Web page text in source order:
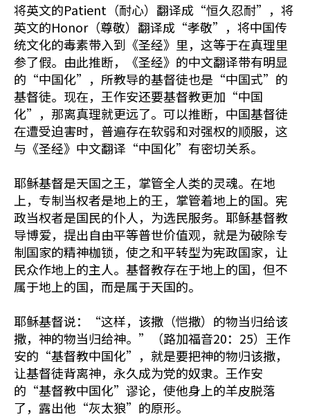
将英文的Patient（耐心）翻译成“恒久忍耐”，将
英文的Honor（尊敬）翻译成“孝敬”，将中国传
统文化的毒素带入到《圣经》里，这等于在真理里
参了假。由此推断，《圣经》的中文翻译带有明显
的“中国化”，所教导的基督徒也是“中国式”的
基督徒。现在，王作安还要基督教更加“中国
化”，那离真理就更远了。可以推断，中国基督徒
在遭受迫害时，普遍存在软弱和对强权的顺服，这
与《圣经》中文翻译“中国化”有密切关系。
耶稣基督是天国之王，掌管全人类的灵魂。在地
上，专制当权者是地上的王，掌管着地上的国。宪
政当权者是国民的仆人，为选民服务。耶稣基督教
导博爱，提出自由平等普世价值观，就是为破除专
制国家的精神枷锁，使之和平转型为宪政国家，让
民众作地上的主人。基督教存在于地上的国，但不
属于地上的国，而是属于天国的。
耶稣基督说：“这样，该撒（恺撒）的物当归给该
撒，神的物当归给神。”（路加福音20：25）王作
安的“基督教中国化”，就是要把神的物归该撒，
让基督徒背离神，永久成为党的奴隶。王作安
的“基督教中国化”谬论，使他身上的羊皮脱落
了，露出他“灰太狼”的原形。